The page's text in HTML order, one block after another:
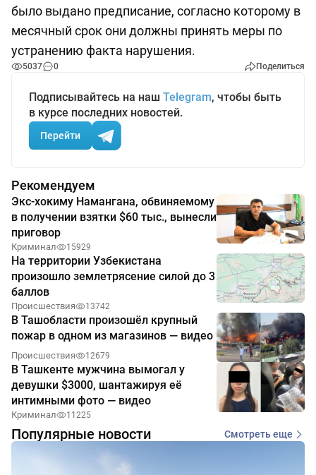
было выдано предписание, согласно которому в
месячный срок они должны принять меры по
устранению факта нарушения.
5037 0 Поделиться
Подписывайтесь на наш Telegram, чтобы быть
в курсе последних новостей.
Перейти
Рекомендуем
Экс-хокиму Намангана, обвиняемому
в получении взятки $60 тыс., вынесли
приговор
Криминал 15929
На территории Узбекистана
произошло землетрясение силой до 3
баллов
Происшествия 13742
В Ташобласти произошёл крупный
пожар в одном из магазинов — видео
Происшествия 12679
В Ташкенте мужчина вымогал у
девушки $3000, шантажируя её
интимными фото — видео
Криминал 11225
Популярные новости Смотреть еще